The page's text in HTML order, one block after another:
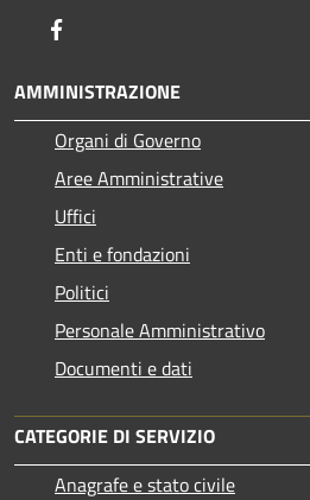
AMMINISTRAZIONE
Organi di Governo
Aree Amministrative
Uffici
Enti e fondazioni
Politici
Personale Amministrativo
Documenti e dati
CATEGORIE DI SERVIZIO
Anagrafe e stato civile